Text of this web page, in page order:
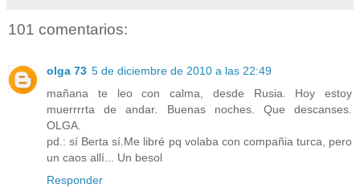
101 comentarios:
olga 73 5 de diciembre de 2010 a las 22:49
mañana te leo con calma, desde Rusia. Hoy estoy
muerrrrta de andar. Buenas noches. Que descanses.
OLGA.
pd.: sí Berta sí.Me libré pq volaba con compañia turca, pero
un caos allí... Un besol
Responder